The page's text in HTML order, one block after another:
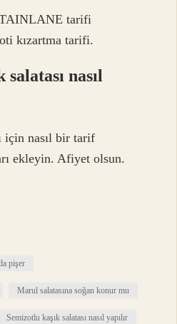
tarifi
kızartma tarifi.
nasıl
için nasıl bir tarif
ekleyin. Afiyet olsun.
pişer
Marul salatasına soğan konur mu
Semizotlu kaşık salatası nasıl yapılır